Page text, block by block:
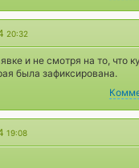
20:32
и не смотря на то, что
была зафиксирована.
19:08